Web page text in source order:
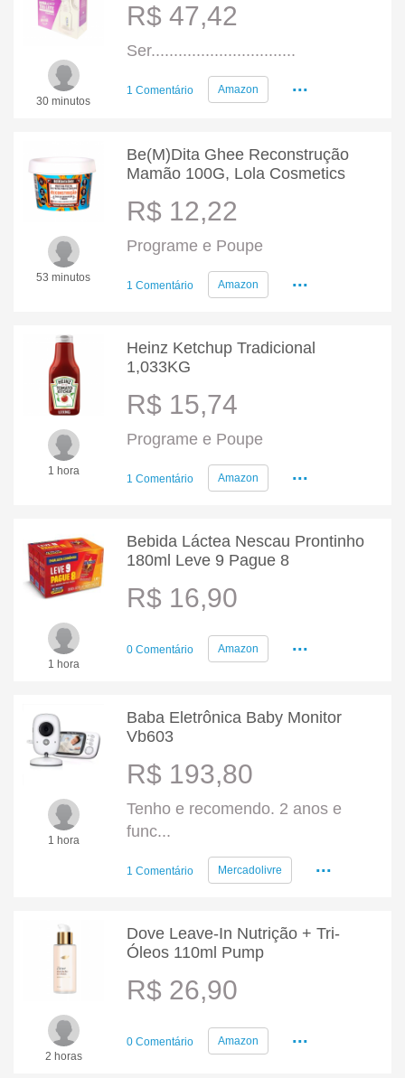
30 minutos
R$ 47,42
Ser................................
1 Comentário Amazon ...
53 minutos
Be(M)Dita Ghee Reconstrução
Mamão 100G, Lola Cosmetics
R$ 12,22
Programe e Poupe
1 Comentário Amazon ...
1 hora
Heinz Ketchup Tradicional
1,033KG
R$ 15,74
Programe e Poupe
1 Comentário Amazon ...
1 hora
Bebida Láctea Nescau Prontinho
180ml Leve 9 Pague 8
R$ 16,90
0 Comentário Amazon ...
1 hora
Baba Eletrônica Baby Monitor
Vb603
R$ 193,80
Tenho e recomendo. 2 anos e
func...
1 Comentário Mercadolivre ...
2 horas
Dove Leave-In Nutrição + Tri-
Óleos 110ml Pump
R$ 26,90
0 Comentário Amazon ...